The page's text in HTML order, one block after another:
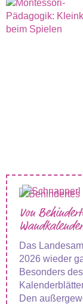
Von
Das
2026 wieder
Besonders
Den